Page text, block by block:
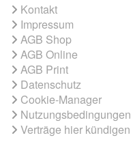
Kontakt
Impressum
AGB Shop
AGB Online
AGB Print
Datenschutz
Cookie-Manager
Nutzungsbedingungen
Verträge hier kündigen